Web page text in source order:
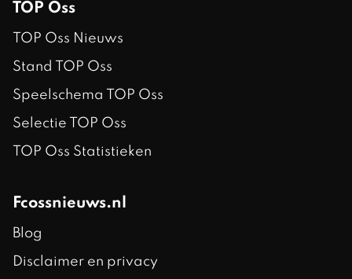
TOP Oss
TOP Oss Nieuws
Stand TOP Oss
Speelschema TOP Oss
Selectie TOP Oss
TOP Oss Statistieken
Fcossnieuws.nl
Blog
Disclaimer en privacy